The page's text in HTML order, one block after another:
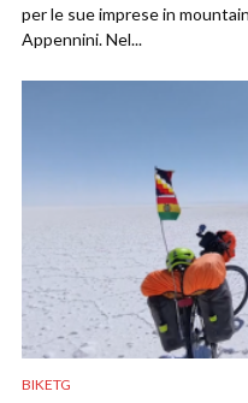
per le sue imprese in
Appennini. Nel...
BIKETG